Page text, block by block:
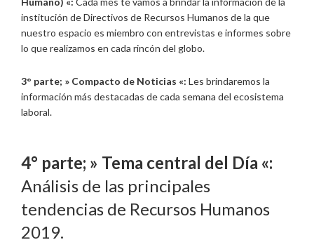
institución de Directivos de Recursos Humanos de la que
nuestro espacio es miembro con entrevistas e informes sobre
lo que realizamos en cada rincón del globo.
3° parte; » Compacto de Noticias «: Les brindaremos la
información más destacadas de cada semana del ecosistema
laboral.
4° parte; » Tema central del Día «:
Análisis de las principales
tendencias de Recursos Humanos
2019.